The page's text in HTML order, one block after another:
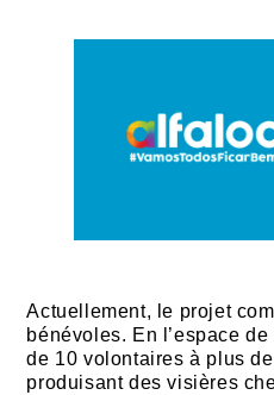
Actuellement, le projet
bénévoles. En l’espace
de 10 volontaires à plus
produisant des visières